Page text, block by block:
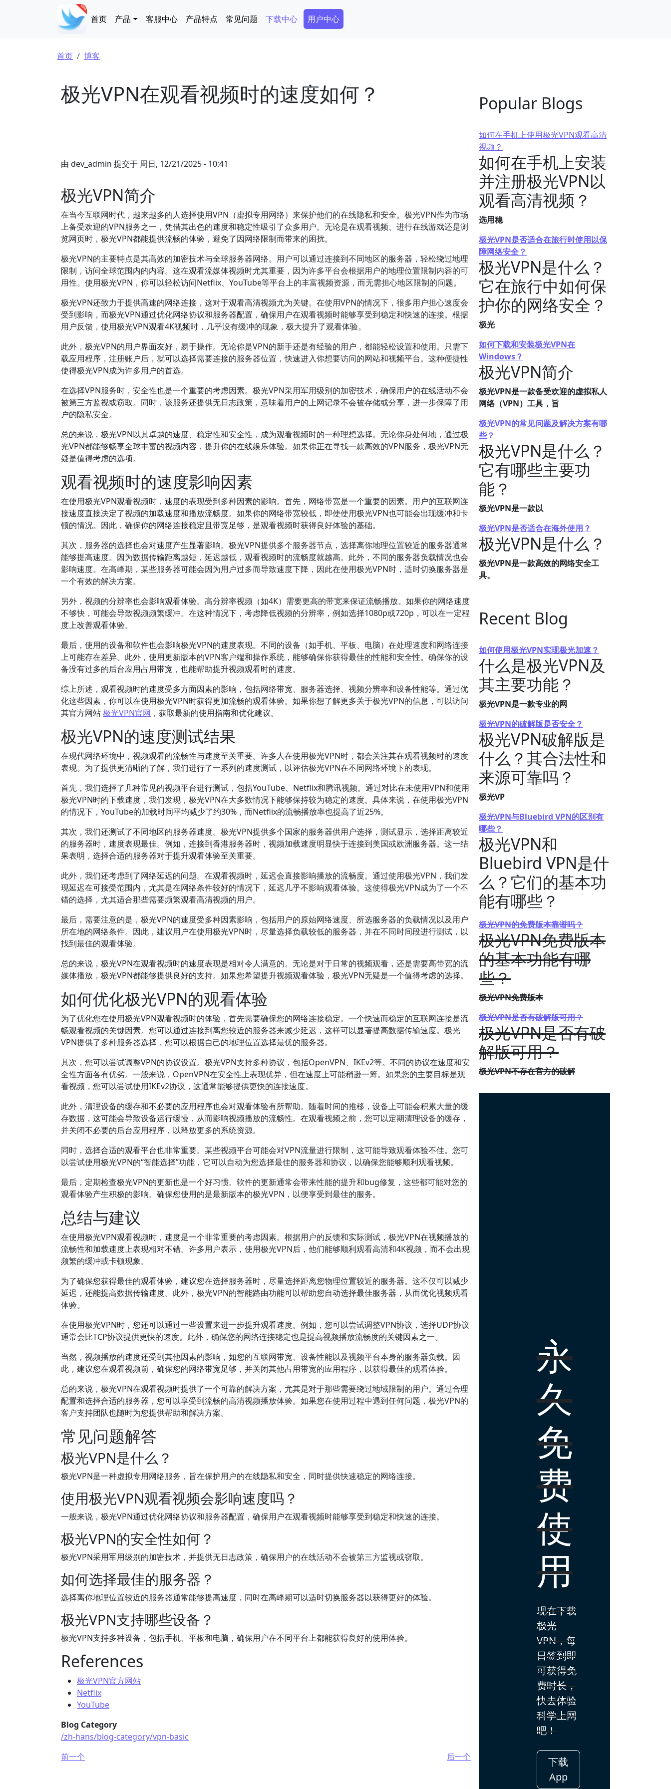
Main navigation
首页 产品 客服中心 产品特点 常见问题 下载中心 Secondary Menu
用户中心
面包屑
首页 博客
极光VPN在观看视频时的速度如何？
由 dev_admin 提交于 周日, 12/21/2025 - 10:41
极光VPN简介
在当今互联网时代，越来越多的人选择使用VPN（虚拟专用网络）来保护他们的在线隐私和安全。极光VPN作为市场
上备受欢迎的VPN服务之一，凭借其出色的速度和稳定性吸引了众多用户。无论是在观看视频、进行在线游戏还是浏
览网页时，极光VPN都能提供流畅的体验，避免了因网络限制而带来的困扰。
极光VPN的主要特点是其高效的加密技术与全球服务器网络。用户可以通过连接到不同地区的服务器，轻松绕过地理
限制，访问全球范围内的内容。这在观看流媒体视频时尤其重要，因为许多平台会根据用户的地理位置限制内容的可
用性。使用极光VPN，你可以轻松访问Netflix、YouTube等平台上的丰富视频资源，而无需担心地区限制的问题。
极光VPN还致力于提供高速的网络连接，这对于观看高清视频尤为关键。在使用VPN的情况下，很多用户担心速度会
受到影响，而极光VPN通过优化网络协议和服务器配置，确保用户在观看视频时能够享受到稳定和快速的连接。根据
用户反馈，使用极光VPN观看4K视频时，几乎没有缓冲的现象，极大提升了观看体验。
此外，极光VPN的用户界面友好，易于操作。无论你是VPN的新手还是有经验的用户，都能轻松设置和使用。只需下
载应用程序，注册账户后，就可以选择需要连接的服务器位置，快速进入你想要访问的网站和视频平台。这种便捷性
使得极光VPN成为许多用户的首选。
在选择VPN服务时，安全性也是一个重要的考虑因素。极光VPN采用军用级别的加密技术，确保用户的在线活动不会
被第三方监视或窃取。同时，该服务还提供无日志政策，意味着用户的上网记录不会被存储或分享，进一步保障了用
户的隐私安全。
总的来说，极光VPN以其卓越的速度、稳定性和安全性，成为观看视频时的一种理想选择。无论你身处何地，通过极
光VPN都能够畅享全球丰富的视频内容，提升你的在线娱乐体验。如果你正在寻找一款高效的VPN服务，极光VPN无
疑是值得考虑的选项。
观看视频时的速度影响因素
在使用极光VPN观看视频时，速度的表现受到多种因素的影响。首先，网络带宽是一个重要的因素。用户的互联网连
接速度直接决定了视频的加载速度和播放流畅度。如果你的网络带宽较低，即使使用极光VPN也可能会出现缓冲和卡
顿的情况。因此，确保你的网络连接稳定且带宽足够，是观看视频时获得良好体验的基础。
其次，服务器的选择也会对速度产生显著影响。极光VPN提供多个服务器节点，选择离你地理位置较近的服务器通常
能够提高速度。因为数据传输距离越短，延迟越低，观看视频时的流畅度就越高。此外，不同的服务器负载情况也会
影响速度。在高峰期，某些服务器可能会因为用户过多而导致速度下降，因此在使用极光VPN时，适时切换服务器是
一个有效的解决方案。
另外，视频的分辨率也会影响观看体验。高分辨率视频（如4K）需要更高的带宽来保证流畅播放。如果你的网络速度
不够快，可能会导致视频频繁缓冲。在这种情况下，考虑降低视频的分辨率，例如选择1080p或720p，可以在一定程
度上改善观看体验。
最后，使用的设备和软件也会影响极光VPN的速度表现。不同的设备（如手机、平板、电脑）在处理速度和网络连接
上可能存在差异。此外，使用更新版本的VPN客户端和操作系统，能够确保你获得最佳的性能和安全性。确保你的设
备没有过多的后台应用占用带宽，也能帮助提升视频观看时的速度。
综上所述，观看视频时的速度受多方面因素的影响，包括网络带宽、服务器选择、视频分辨率和设备性能等。通过优
化这些因素，你可以在使用极光VPN时获得更加流畅的观看体验。如果你想了解更多关于极光VPN的信息，可以访问
其官方网站极光VPN官网 ，获取最新的使用指南和优化建议。
极光VPN的速度测试结果
在现代网络环境中，视频观看的流畅性与速度至关重要。许多人在使用极光VPN时，都会关注其在观看视频时的速度
表现。为了提供更清晰的了解，我们进行了一系列的速度测试，以评估极光VPN在不同网络环境下的表现。
首先，我们选择了几种常见的视频平台进行测试，包括YouTube、Netflix和腾讯视频。通过对比在未使用VPN和使用
极光VPN时的下载速度，我们发现，极光VPN在大多数情况下能够保持较为稳定的速度。具体来说，在使用极光VPN
的情况下，YouTube的加载时间平均减少了约30%，而Netflix的流畅播放率也提高了近25%。
其次，我们还测试了不同地区的服务器速度。极光VPN提供多个国家的服务器供用户选择，测试显示，选择距离较近
的服务器时，速度表现最佳。例如，连接到香港服务器时，视频加载速度明显快于连接到美国或欧洲服务器。这一结
果表明，选择合适的服务器对于提升观看体验至关重要。
此外，我们还考虑到了网络延迟的问题。在观看视频时，延迟会直接影响播放的流畅度。通过使用极光VPN，我们发
现延迟在可接受范围内，尤其是在网络条件较好的情况下，延迟几乎不影响观看体验。这使得极光VPN成为了一个不
错的选择，尤其适合那些需要频繁观看高清视频的用户。
最后，需要注意的是，极光VPN的速度受多种因素影响，包括用户的原始网络速度、所选服务器的负载情况以及用户
所在地的网络条件。因此，建议用户在使用极光VPN时，尽量选择负载较低的服务器，并在不同时间段进行测试，以
找到最佳的观看体验。
总的来说，极光VPN在观看视频时的速度表现是相对令人满意的。无论是对于日常的视频观看，还是需要高带宽的流
媒体播放，极光VPN都能够提供良好的支持。如果您希望提升视频观看体验，极光VPN无疑是一个值得考虑的选择。
如何优化极光VPN的观看体验
为了优化您在使用极光VPN观看视频时的体验，首先需要确保您的网络连接稳定。一个快速而稳定的互联网连接是流
畅观看视频的关键因素。您可以通过连接到离您较近的服务器来减少延迟，这样可以显著提高数据传输速度。极光
VPN提供了多种服务器选择，您可以根据自己的地理位置选择最优的服务器。
其次，您可以尝试调整VPN的协议设置。极光VPN支持多种协议，包括OpenVPN、IKEv2等。不同的协议在速度和安
全性方面各有优劣。一般来说，OpenVPN在安全性上表现优异，但在速度上可能稍逊一筹。如果您的主要目标是观
看视频，您可以尝试使用IKEv2协议，这通常能够提供更快的连接速度。
此外，清理设备的缓存和不必要的应用程序也会对观看体验有所帮助。随着时间的推移，设备上可能会积累大量的缓
存数据，这可能会导致设备运行缓慢，从而影响视频播放的流畅性。在观看视频之前，您可以定期清理设备的缓存，
并关闭不必要的后台应用程序，以释放更多的系统资源。
同时，选择合适的观看平台也非常重要。某些视频平台可能会对VPN流量进行限制，这可能导致观看体验不佳。您可
以尝试使用极光VPN的“智能选择”功能，它可以自动为您选择最佳的服务器和协议，以确保您能够顺利观看视频。
最后，定期检查极光VPN的更新也是一个好习惯。软件的更新通常会带来性能的提升和bug修复，这些都可能对您的
观看体验产生积极的影响。确保您使用的是最新版本的极光VPN，以便享受到最佳的服务。
总结与建议
在使用极光VPN观看视频时，速度是一个非常重要的考虑因素。根据用户的反馈和实际测试，极光VPN在视频播放的
流畅性和加载速度上表现相对不错。许多用户表示，使用极光VPN后，他们能够顺利观看高清和4K视频，而不会出现
频繁的缓冲或卡顿现象。
为了确保您获得最佳的观看体验，建议您在选择服务器时，尽量选择距离您物理位置较近的服务器。这不仅可以减少
延迟，还能提高数据传输速度。此外，极光VPN的智能路由功能可以帮助您自动选择最佳服务器，从而优化视频观看
体验。
在使用极光VPN时，您还可以通过一些设置来进一步提升观看速度。例如，您可以尝试调整VPN协议，选择UDP协议
通常会比TCP协议提供更快的速度。此外，确保您的网络连接稳定也是提高视频播放流畅度的关键因素之一。
当然，视频播放的速度还受到其他因素的影响，如您的互联网带宽、设备性能以及视频平台本身的服务器负载。因
此，建议您在观看视频前，确保您的网络带宽足够，并关闭其他占用带宽的应用程序，以获得最佳的观看体验。
总的来说，极光VPN在观看视频时提供了一个可靠的解决方案，尤其是对于那些需要绕过地域限制的用户。通过合理
配置和选择合适的服务器，您可以享受到流畅的高清视频播放体验。如果您在使用过程中遇到任何问题，极光VPN的
客户支持团队也随时为您提供帮助和解决方案。
常见问题解答
极光VPN是什么？
极光VPN是一种虚拟专用网络服务，旨在保护用户的在线隐私和安全，同时提供快速稳定的网络连接。
使用极光VPN观看视频会影响速度吗？
一般来说，极光VPN通过优化网络协议和服务器配置，确保用户在观看视频时能够享受到稳定和快速的连接。
极光VPN的安全性如何？
极光VPN采用军用级别的加密技术，并提供无日志政策，确保用户的在线活动不会被第三方监视或窃取。
如何选择最佳的服务器？
选择离你地理位置较近的服务器通常能够提高速度，同时在高峰期可以适时切换服务器以获得更好的体验。
极光VPN支持哪些设备？
极光VPN支持多种设备，包括手机、平板和电脑，确保用户在不同平台上都能获得良好的使用体验。
References
极光VPN官方网站
Netflix
YouTube
Blog Category
/zh-hans/blog-category/vpn-basic
前一个
后一个
Popular Blogs
如何在手机上使用极光VPN观看高清
视频？
如何在手机上安装
并注册极光VPN以
观看高清视频？
选用稳
极光VPN是否适合在旅行时使用以保
障网络安全？
极光VPN是什么？
它在旅行中如何保
护你的网络安全？
极光
如何下载和安装极光VPN在
Windows？
极光VPN简介
极光VPN是一款备受欢迎的虚拟私人
网络（VPN）工具，旨
极光VPN的常见问题及解决方案有哪
些？
极光VPN是什么？
它有哪些主要功
能？
极光VPN是一款以
极光VPN是否适合在海外使用？
极光VPN是什么？
极光VPN是一款高效的网络安全工
具。
Recent Blog
如何使用极光VPN实现极光加速？
什么是极光VPN及
其主要功能？
极光VPN是一款专业的网
极光VPN的破解版是否安全？
极光VPN破解版是
什么？其合法性和
来源可靠吗？
极光VP
极光VPN与Bluebird VPN的区别有
哪些？
极光VPN和
Bluebird VPN是什
么？它们的基本功
能有哪些？
极光VPN的免费版本靠谱吗？
极光VPN免费版本
的基本功能有哪
些？
极光VPN免费版本
极光VPN是否有破解版可用？
极光VPN是否有破
解版可用？
极光VPN不存在官方的破解
永
久
免
费
使
用
现在下载
极光
VPN，每
日签到即
可获得免
费时长，
快去体验
科学上网
吧！
下载
App